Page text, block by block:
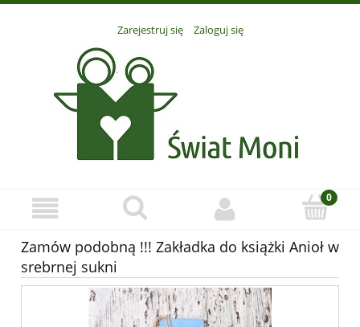
Zarejestruj się Zaloguj się
Zamów podobną !!! Zakładka do książki Anioł w
srebrnej sukni